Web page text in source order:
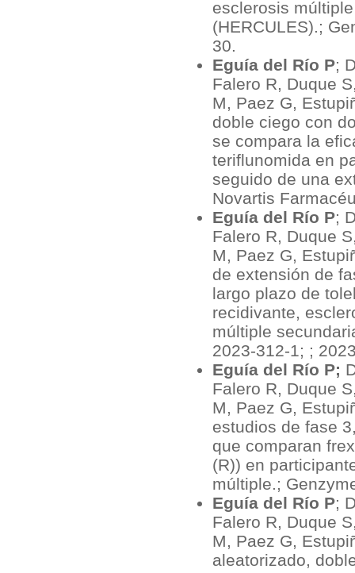
esclerosis
(HERCULES).;
30.
Eguía del Río P;
Falero R, Duque
M, Paez G,
doble ciego con
se compara la
teriflunomida en
seguido de una
Novartis
Eguía del Río P;
Falero R, Duque
M, Paez G,
de extensión de
largo plazo de
recidivante,
múltiple
2023-312-1; ;
Eguía del Río P;
Falero R, Duque
M, Paez G,
estudios de fase
que comparan
(R)) en
múltiple.;
Eguía del Río P;
Falero R, Duque
M, Paez G,
aleatorizado,